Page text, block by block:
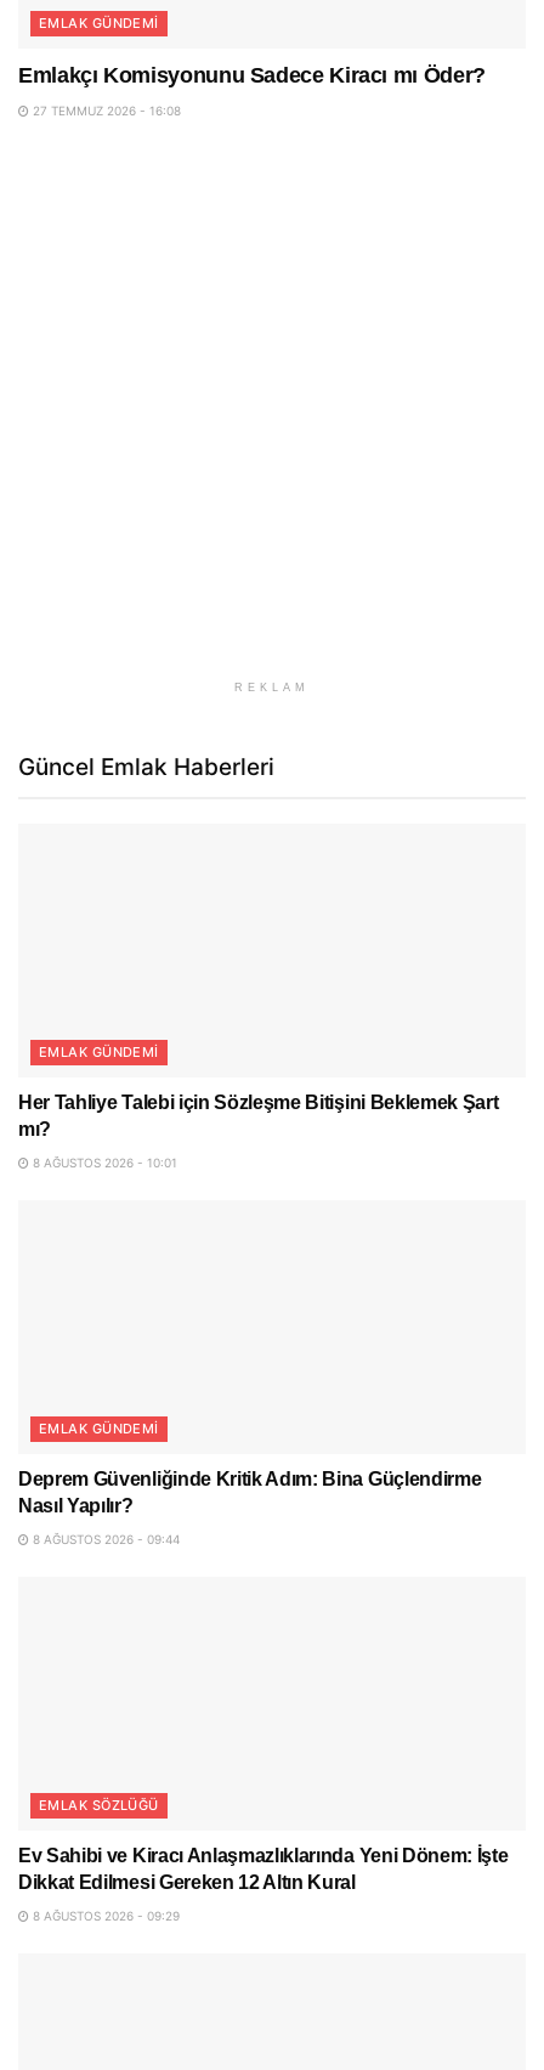
EMLAK GÜNDEMI
Emlakçı Komisyonunu Sadece Kiracı mı Öder?
27 TEMMUZ 2026 - 16:08
REKLAM
Güncel Emlak Haberleri
EMLAK GÜNDEMI
Her Tahliye Talebi için Sözleşme Bitişini Beklemek Şart
mı?
8 AĞUSTOS 2026 - 10:01
EMLAK GÜNDEMI
Deprem Güvenliğinde Kritik Adım: Bina Güçlendirme
Nasıl Yapılır?
8 AĞUSTOS 2026 - 09:44
EMLAK SÖZLÜĞÜ
Ev Sahibi ve Kiracı Anlaşmazlıklarında Yeni Dönem: İşte
Dikkat Edilmesi Gereken 12 Altın Kural
8 AĞUSTOS 2026 - 09:29